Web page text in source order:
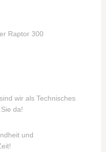
Raptor 300
wir als Technisches
da!
und